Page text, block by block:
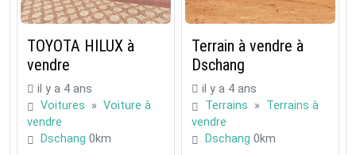
TOYOTA HILUX à
vendre
il y a 4 ans
Voitures » Voiture à
vendre
Dschang 0km
Terrain à vendre à
Dschang
il y a 4 ans
Terrains » Terrains à
vendre
Dschang 0km